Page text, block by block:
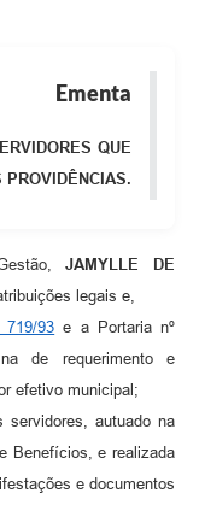
Ementa
QUE
PROVIDÊNCIAS.
JAMYLLE DE
legais e,
719/93 e a Portaria nº
de requerimento e
efetivo municipal;
servidores, autuado na
Benefícios, e realizada
e documentos